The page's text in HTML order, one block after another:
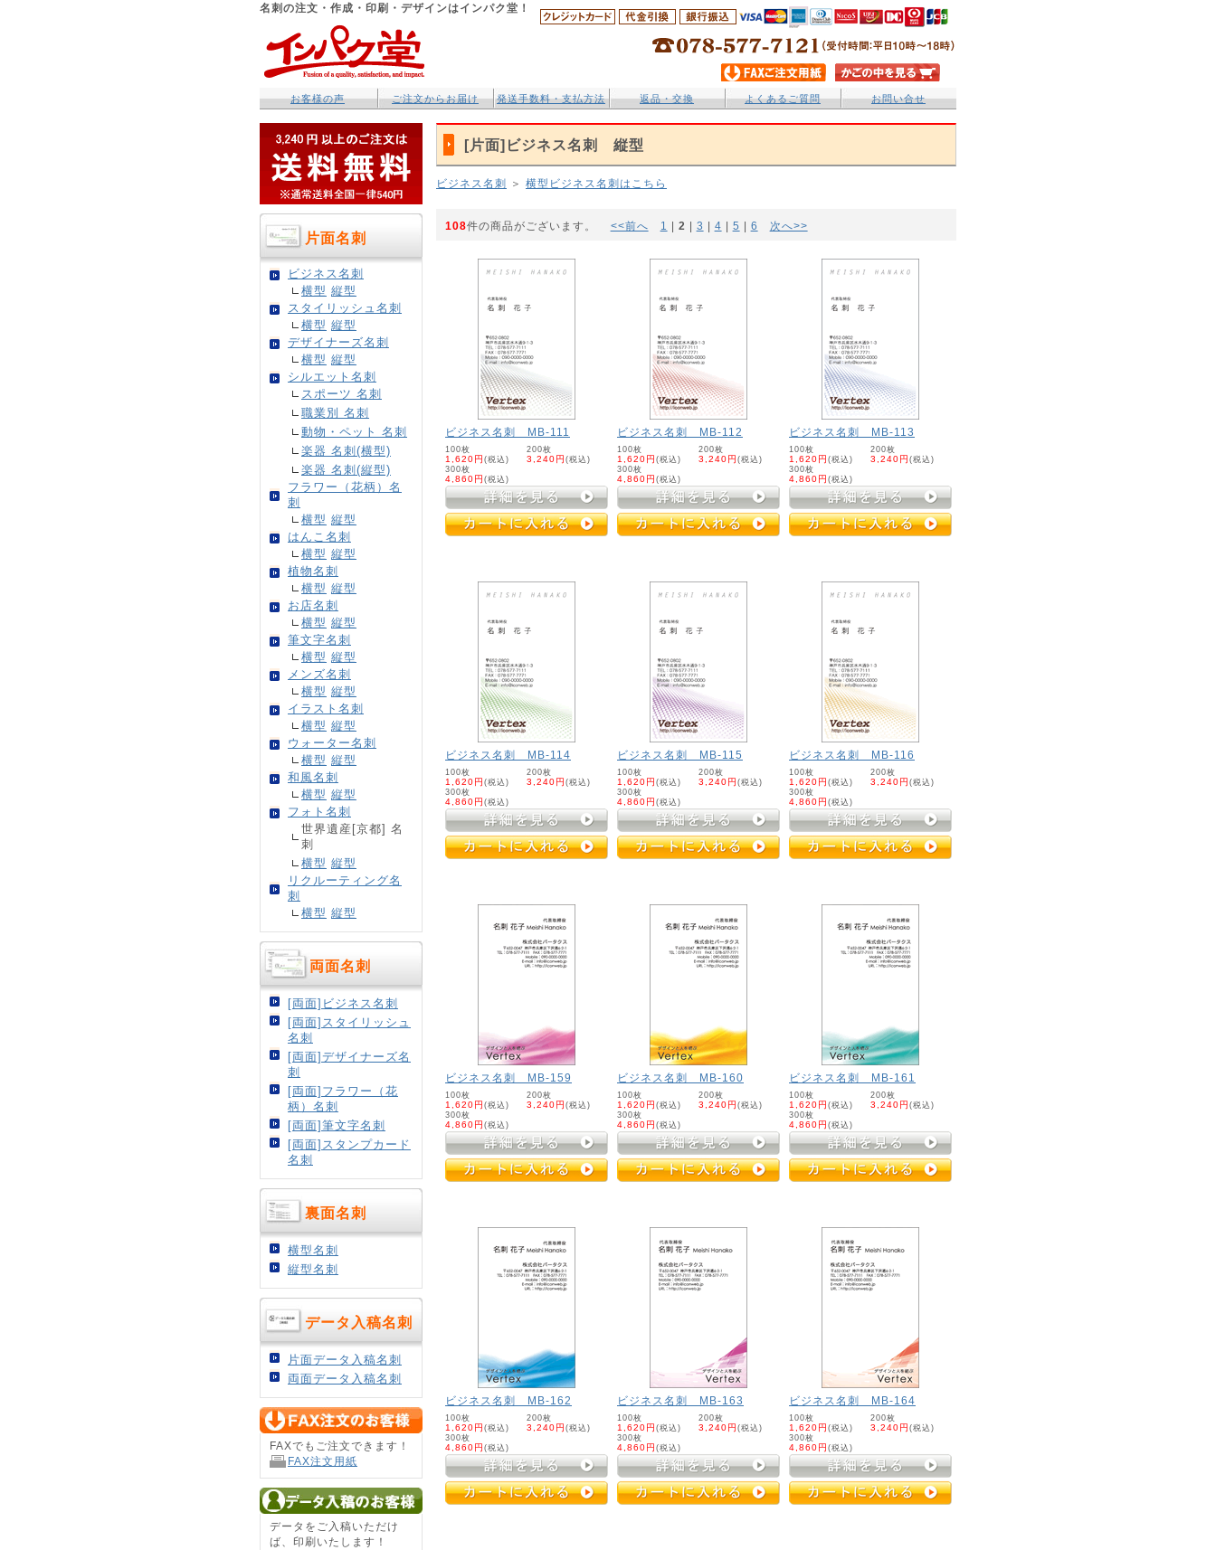
名刺の注文・作成・印刷・デザインはインパク堂！
お客様の声 ご注文からお届け 発送手数料・支払方法 返品・交換 よくあるご質問 お問い合せ
片面名刺
ビジネス名刺
横型 縦型
スタイリッシュ名刺
横型 縦型
デザイナーズ名刺
横型 縦型
シルエット名刺
スポーツ 名刺
職業別 名刺
動物・ペット 名刺
楽器 名刺(横型)
楽器 名刺(縦型)
フラワー（花柄）名
刺
横型 縦型
はんこ名刺
横型 縦型
植物名刺
横型 縦型
お店名刺
横型 縦型
筆文字名刺
横型 縦型
メンズ名刺
横型 縦型
イラスト名刺
横型 縦型
ウォーター名刺
横型 縦型
和風名刺
横型 縦型
フォト名刺
世界遺産[京都] 名
刺
横型 縦型
リクルーティング名
刺
横型 縦型
両面名刺
[両面]ビジネス名刺
[両面]スタイリッシュ
名刺
[両面]デザイナーズ名
刺
[両面]フラワー（花
柄）名刺
[両面]筆文字名刺
[両面]スタンプカード
名刺
裏面名刺
横型名刺
縦型名刺
データ入稿名刺
片面データ入稿名刺
両面データ入稿名刺
FAXでもご注文できます！
FAX注文用紙
データをご入稿いただけ
ば、印刷いたします！
[片面]ビジネス名刺 縦型
ビジネス名刺 ＞ 横型ビジネス名刺はこちら
108件の商品がございます。 <<前へ 1 | 2 | 3 | 4 | 5 | 6 次へ>>
ビジネス名刺 MB-111
200枚
3,240円(税込)
100枚
1,620円(税込)
300枚
4,860円(税込)
ビジネス名刺 MB-112
200枚
3,240円(税込)
100枚
1,620円(税込)
300枚
4,860円(税込)
ビジネス名刺 MB-113
200枚
3,240円(税込)
100枚
1,620円(税込)
300枚
4,860円(税込)
ビジネス名刺 MB-114
200枚
3,240円(税込)
100枚
1,620円(税込)
300枚
4,860円(税込)
ビジネス名刺 MB-115
200枚
3,240円(税込)
100枚
1,620円(税込)
300枚
4,860円(税込)
ビジネス名刺 MB-116
200枚
3,240円(税込)
100枚
1,620円(税込)
300枚
4,860円(税込)
ビジネス名刺 MB-159
200枚
3,240円(税込)
100枚
1,620円(税込)
300枚
4,860円(税込)
ビジネス名刺 MB-160
200枚
3,240円(税込)
100枚
1,620円(税込)
300枚
4,860円(税込)
ビジネス名刺 MB-161
200枚
3,240円(税込)
100枚
1,620円(税込)
300枚
4,860円(税込)
ビジネス名刺 MB-162
200枚
3,240円(税込)
100枚
1,620円(税込)
300枚
4,860円(税込)
ビジネス名刺 MB-163
200枚
3,240円(税込)
100枚
1,620円(税込)
300枚
4,860円(税込)
ビジネス名刺 MB-164
200枚
3,240円(税込)
100枚
1,620円(税込)
300枚
4,860円(税込)